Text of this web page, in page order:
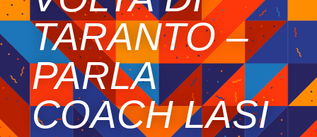
TARANTO –
PARLA
COACH LASI